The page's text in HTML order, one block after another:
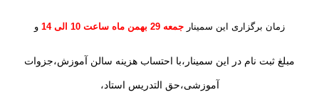
زمان برگزاری این سمینار جمعه 29 بهمن ماه ساعت 10 الی 14 و
مبلغ ثبت نام در این سمینار،با احتساب هزینه سالن آموزش،جزوات
آموزشی،حق التدریس استاد،